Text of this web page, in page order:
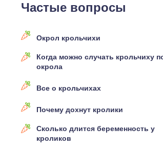
Частые вопросы
Окрол крольчихи
Когда можно случать крольчиху
окрола
Все о крольчихах
Почему дохнут кролики
Сколько длится беременность у
кроликов